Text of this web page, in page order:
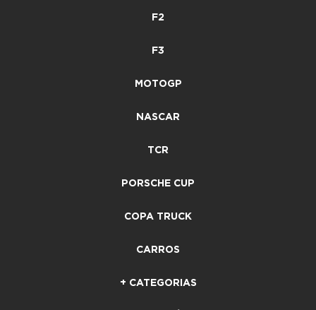
F2
F3
MOTOGP
NASCAR
TCR
PORSCHE CUP
COPA TRUCK
CARROS
+ CATEGORIAS